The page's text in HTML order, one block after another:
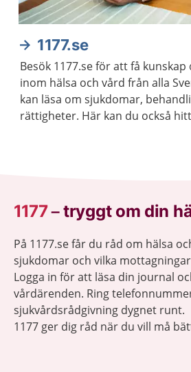
1177.se
Besök 1177.se för att få
inom hälsa och vård från alla
kan läsa om sjukdomar,
rättigheter. Här kan du också hitta kontaktuppgifter
1177–tryggt om din
På 1177.se får du råd om hälsa
sjukdomar och vilka
Logga in för att läsa din journal
vårdärenden. Ring
sjukvårdsrådgivning dygnet runt.
1177 ger dig råd när du vill må